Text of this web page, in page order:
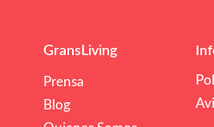
GransLiving
Prensa
Blog